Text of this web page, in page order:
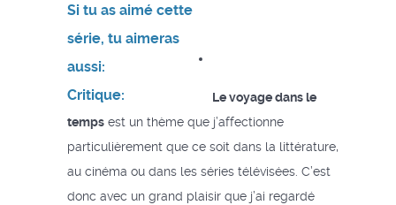
Si tu as aimé cette
série, tu aimeras
aussi:
Critique:
Le voyage dans le
tempsest un thème que j’affectionne
particulièrement que ce soit dans la littérature,
au cinéma ou dans les séries télévisées. C’est
donc avec un grand plaisir que j’ai regardé